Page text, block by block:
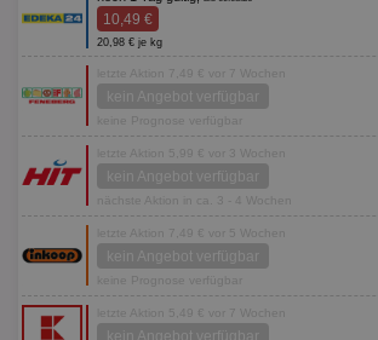
10,49 €
20,98 € je kg
letzte Aktion 7,49 € vor 7 Wochen
kein Angebot verfügbar
keine Prognose verfügbar
letzte Aktion 5,99 € vor 3 Wochen
kein Angebot verfügbar
nächste Aktion in ca. 3 - 4 Wochen
letzte Aktion 7,49 € vor 5 Wochen
kein Angebot verfügbar
keine Prognose verfügbar
letzte Aktion 5,49 € vor 7 Wochen
kein Angebot verfügbar